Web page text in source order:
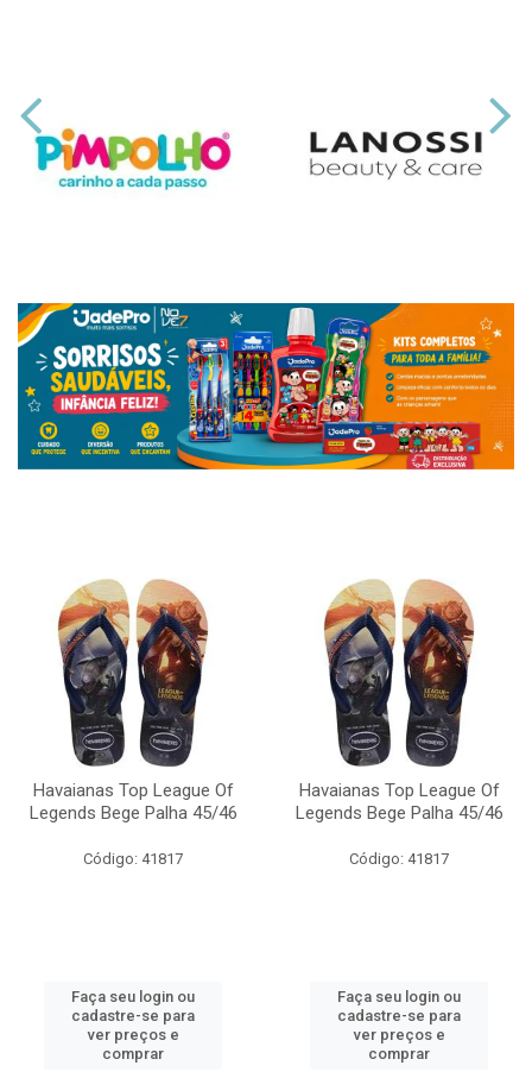
Havaianas Top League Of
Legends Bege Palha 45/46
Código: 41817
Faça seu login ou
cadastre-se para
ver preços e
comprar
Havaianas Top League Of
Legends Bege Palha 45/46
Código: 41817
Faça seu login ou
cadastre-se para
ver preços e
comprar